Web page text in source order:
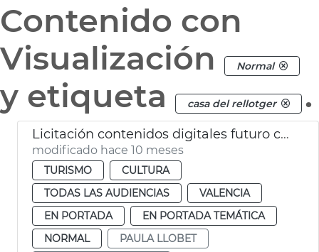
Contenido con
Visualización
Normal
y etiqueta casa del rellotger .
Licitación contenidos digitales futuro centro Santo Cáliz de València
modificado hace 10 meses
TURISMO
CULTURA
TODAS LAS AUDIENCIAS
VALENCIA
EN PORTADA
EN PORTADA TEMÁTICA
NORMAL
PAULA LLOBET